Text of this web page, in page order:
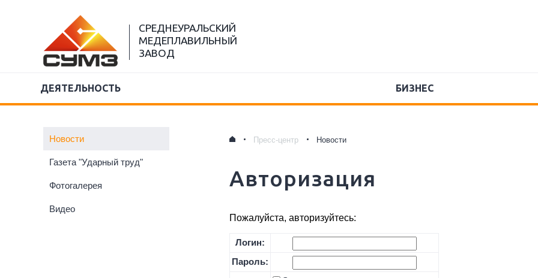
СРЕДНЕУРАЛЬСКИЙ
МЕДЕПЛАВИЛЬНЫЙ
ЗАВОД
ДЕЯТЕЛЬНОСТЬ БИЗНЕС
Новости
Газета "Ударный труд"
Фотогалерея
Видео
Пресс-центр Новости
Авторизация
Пожалуйста, авторизуйтесь:
Логин:
Пароль: